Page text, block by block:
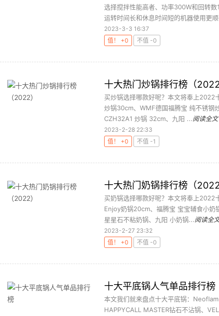
选择搅拌性能高者、功率300W和回转
运转时间长和休息时间短的机器使用更
2023-3-3 16:37
值！ +0
不值 -0
十大热门炒锅排行榜（
买炒锅选择哪款好呢？本文将奉上2022
炒锅30cm、WMF德国福腾宝 纯不锈钢
CZH32A1 炒锅 32cm、九阳 ...阅读全文
2023-2-28 22:33
值！ +0
不值 -1
十大热门奶锅排行榜（
买奶锅选择哪款好呢？本文将奉上2022
Enjoy奶锅20cm、福腾宝 宝宝辅食小
星星石不粘奶锅、九阳 小奶锅...阅读全
2023-2-27 23:32
值！ +0
不值 -0
十大平底锅人气单品排行榜
本文我们就来盘点十大平底锅：
HAPPYCALL MASTER钻石不沾锅、